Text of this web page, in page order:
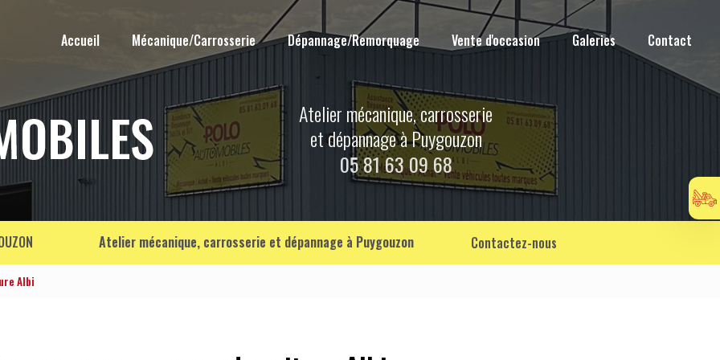
Accueil
Mécanique/Carrosserie Dépannage/Remorquage Vente d'occasion Galeries Contact
Atelier mécanique, carrosserie
et dépannage à Puygouzon
05 81 63 09 68
Atelier mécanique, carrosserie et dépannage à Puygouzon Contactez-nous
Albi